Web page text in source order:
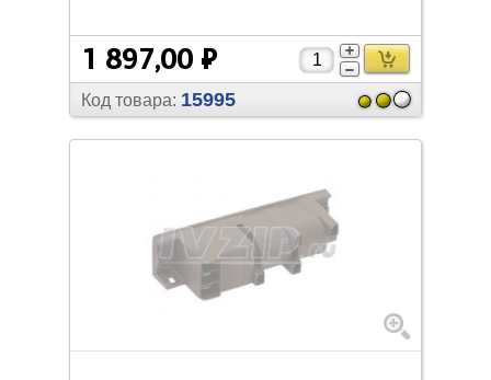
1 897,00 ₽
Код товара: 15995